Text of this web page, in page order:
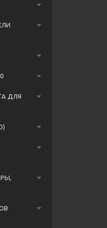
ДЛЯ